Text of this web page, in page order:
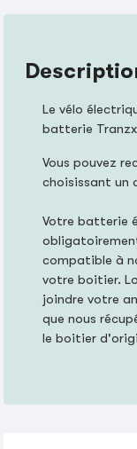
Le vélo
batterie Tranzx
Vous pouvez
choisissant un
Votre batterie
compatible à
votre boitier.
joindre votre
que nous
le boitier